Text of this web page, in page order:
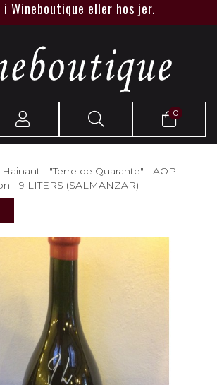
eller hos jer.
0
- "Terre de Quarante" - AOP
- 9 LITERS (SALMANZAR)